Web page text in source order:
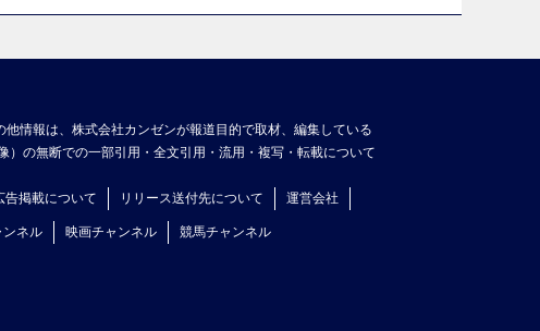
情報は、株式会社カンゼンが報道目的で取材、編集している
の無断での一部引用・全文引用・流用・複写・転載について
告掲載について リリース送付先について 運営会社
ネル 映画チャンネル 競馬チャンネル